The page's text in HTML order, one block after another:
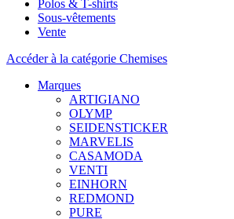
Polos & T-shirts
Sous-vêtements
Vente
Accéder à la catégorie Chemises
Marques
ARTIGIANO
OLYMP
SEIDENSTICKER
MARVELIS
CASAMODA
VENTI
EINHORN
REDMOND
PURE